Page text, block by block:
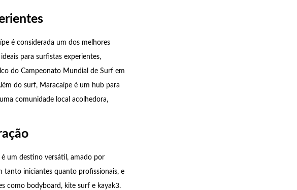
é considerada um dos melhores
para surfistas experientes,
do Campeonato Mundial de Surf em
do surf, Maracaípe é um hub para
comunidade local acolhedora,
um destino versátil, amado por
tanto iniciantes quanto profissionais, e
como bodyboard, kite surf e kayak3.